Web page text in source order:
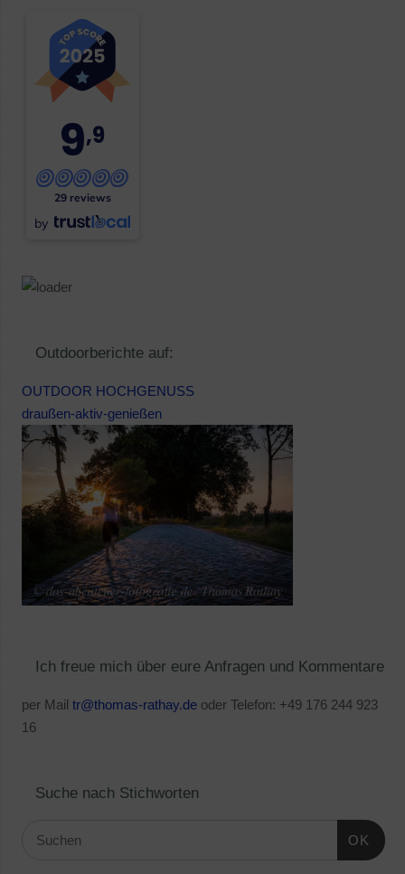
9,9
29 reviews
by
Outdoorberichte auf:
OUTDOOR HOCHGENUSS
draußen-aktiv-genießen
Ich freue mich über eure Anfragen und Kommentare
per Mail tr@thomas-rathay.deoder Telefon: +49 176 244 923
16
Suche nach Stichworten
OK